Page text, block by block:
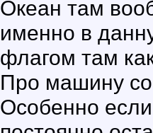
Океан там
именно в
флагом там
Про машину
Особенно если